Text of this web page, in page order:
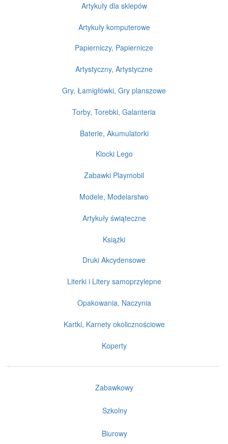
Artykuły dla sklepów
Artykuły komputerowe
Papierniczy, Papiernicze
Artystyczny, Artystyczne
Gry, Łamigłówki, Gry planszowe
Torby, Torebki, Galanteria
Baterie, Akumulatorki
Klocki Lego
Zabawki Playmobil
Modele, Modelarstwo
Artykuły świąteczne
Książki
Druki Akcydensowe
Literki i Litery samoprzylepne
Opakowania, Naczynia
Kartki, Karnety okolicznościowe
Koperty
Zabawkowy
Szkolny
Biurowy